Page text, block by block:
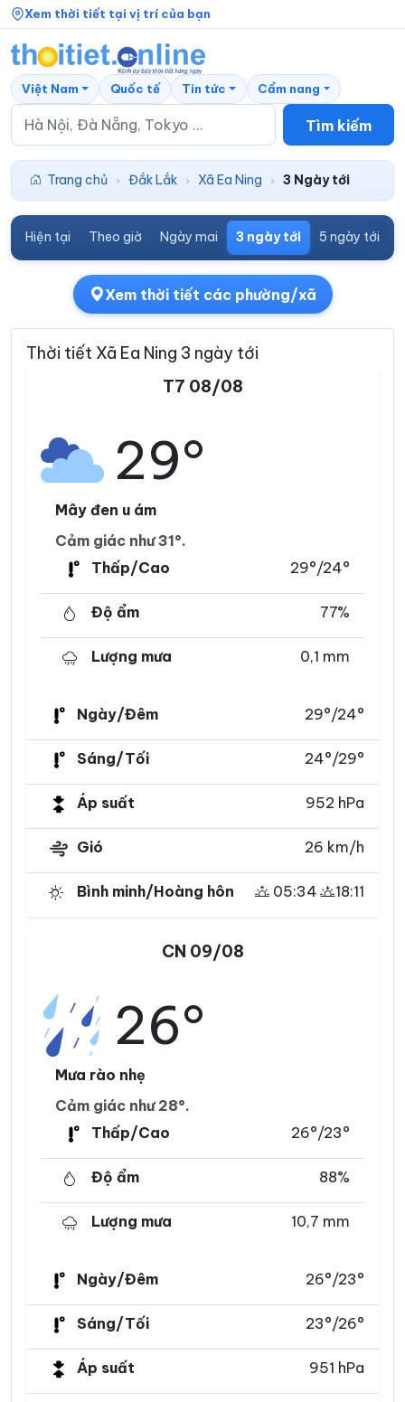
Xem thời tiết tại vị trí của bạn
Tìm kiếm
Việt Nam Quốc tế Tin tức Cẩm nang
Trang chủ › Đắk Lắk › Xã Ea Ning › 3 Ngày tới
Hiện tại Theo giờ Ngày mai 3 ngày tới 5 ngày tới
Xem thời tiết các phường/xã
Thời tiết Xã Ea Ning 3 ngày tới
T7 08/08
29°
Mây đen u ám
Cảm giác như 31°.
Thấp/Cao
29°/24°
Độ ẩm 77%
Lượng mưa 0,1 mm
Ngày/Đêm 29°/24°
Sáng/Tối 24°/29°
Áp suất 952 hPa
Gió 26 km/h
Bình minh/Hoàng hôn 05:34 18:11
CN 09/08
26°
Mưa rào nhẹ
Cảm giác như 28°.
Thấp/Cao
26°/23°
Độ ẩm 88%
Lượng mưa 10,7 mm
Ngày/Đêm 26°/23°
Sáng/Tối 23°/26°
Áp suất 951 hPa